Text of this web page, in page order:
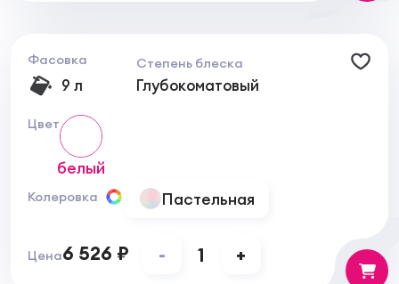
Фасовка
9 л
Степень блеска
Глубокоматовый
Цвет
белый
Колеровка Пастельная
Цена6 526 ₽ - 1 +